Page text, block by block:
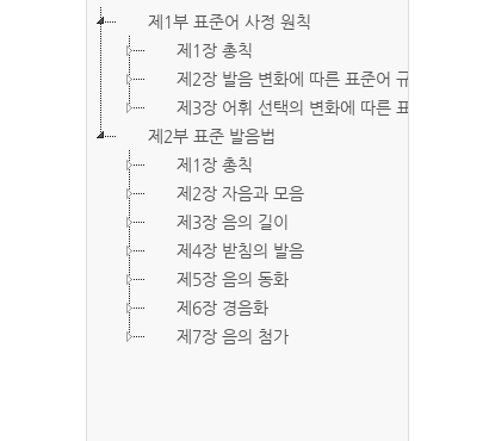
제1부 표준어 사정 원칙
제1장 총칙
제2장 발음 변화에 따른 표준어 규정
제3장 어휘 선택의 변화에 따른 표준어 규정
제2부 표준 발음법
제1장 총칙
제2장 자음과 모음
제3장 음의 길이
제4장 받침의 발음
제5장 음의 동화
제6장 경음화
제7장 음의 첨가